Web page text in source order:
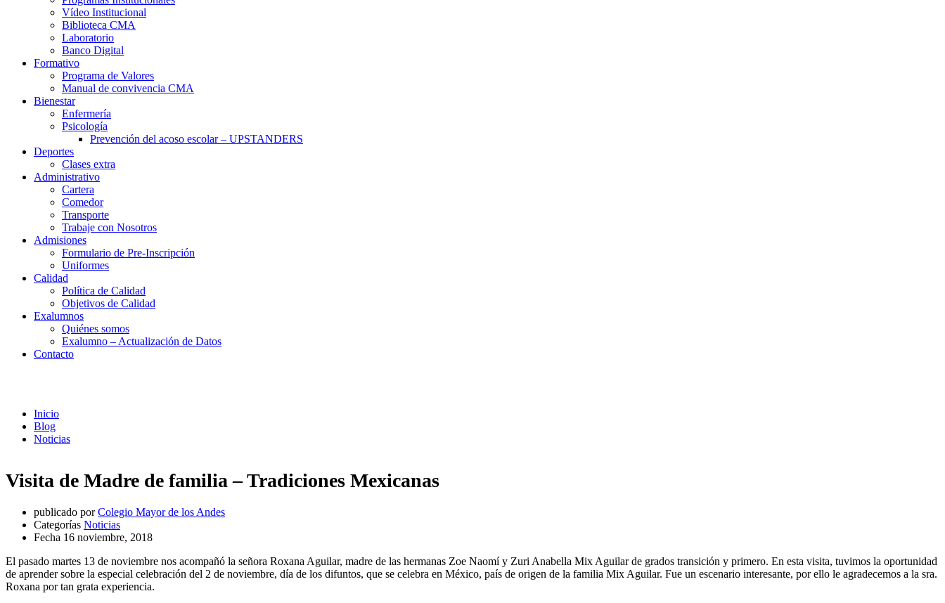
Vídeo Institucional
Biblioteca CMA
Laboratorio
Banco Digital
Formativo
Programa de Valores
Manual de convivencia CMA
Bienestar
Enfermería
Psicología
Prevención del acoso escolar – UPSTANDERS
Deportes
Clases extra
Administrativo
Cartera
Comedor
Transporte
Trabaje con Nosotros
Admisiones
Formulario de Pre-Inscripción
Uniformes
Calidad
Política de Calidad
Objetivos de Calidad
Exalumnos
Quiénes somos
Exalumno – Actualización de Datos
Contacto
Inicio
Blog
Noticias
Visita de Madre de familia – Tradiciones Mexicanas
publicado por Colegio Mayor de los Andes
Categorías Noticias
Fecha 16 noviembre, 2018
El pasado martes 13 de noviembre nos acompañó la señora Roxana Aguilar, madre de las hermanas Zoe Naomí y Zuri Anabella Mix Aguilar de grados transición y primero. En esta visita, tuvimos la oportunidad
de aprender sobre la especial celebración del 2 de noviembre, día de los difuntos, que se celebra en México, país de origen de la familia Mix Aguilar. Fue un escenario interesante, por ello le agradecemos a la sra.
Roxana por tan grata experiencia.